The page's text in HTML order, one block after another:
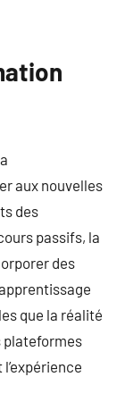
aux nouvelles
des
passifs, la
des
que la réalité
plateformes